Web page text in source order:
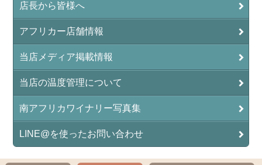
店長から皆様へ
アフリカー店舗情報
当店メディア掲載情報
当店の温度管理について
南アフリカワイナリー写真集
LINE@を使ったお問い合わせ